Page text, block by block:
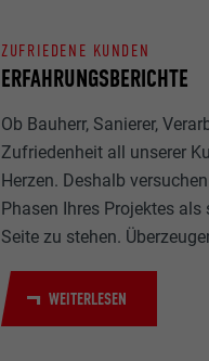
ERFAHRUNGSBERICHTE
ZUFRIEDENE KUNDEN
Ob Bauherr, Sanierer,
Zufriedenheit all unserer
Herzen. Deshalb
Phasen Ihres Projektes
Seite zu stehen.
WEITERLESEN